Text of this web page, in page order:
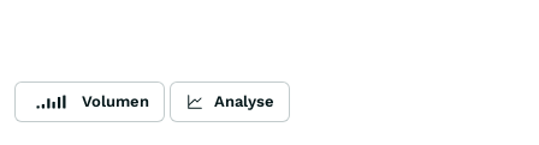
Volumen Analyse